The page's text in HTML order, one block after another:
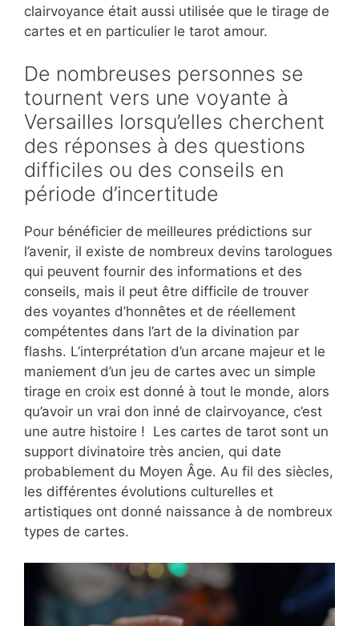
clairvoyance était aussi utilisée que le tirage de
cartes et en particulier le tarot amour.
De nombreuses personnes se
tournent vers une voyante à
Versailles lorsqu’elles cherchent
des réponses à des questions
difficiles ou des conseils en
période d’incertitude
Pour bénéficier de meilleures prédictions sur
l’avenir, il existe de nombreux devins tarologues
qui peuvent fournir des informations et des
conseils, mais il peut être difficile de trouver
des voyantes d’honnêtes et de réellement
compétentes dans l’art de la divination par
flashs. L’interprétation d’un arcane majeur et le
maniement d’un jeu de cartes avec un simple
tirage en croix est donné à tout le monde, alors
qu’avoir un vrai don inné de clairvoyance, c’est
une autre histoire ! Les cartes de tarot sont un
support divinatoire très ancien, qui date
probablement du Moyen Âge. Au fil des siècles,
les différentes évolutions culturelles et
artistiques ont donné naissance à de nombreux
types de cartes.